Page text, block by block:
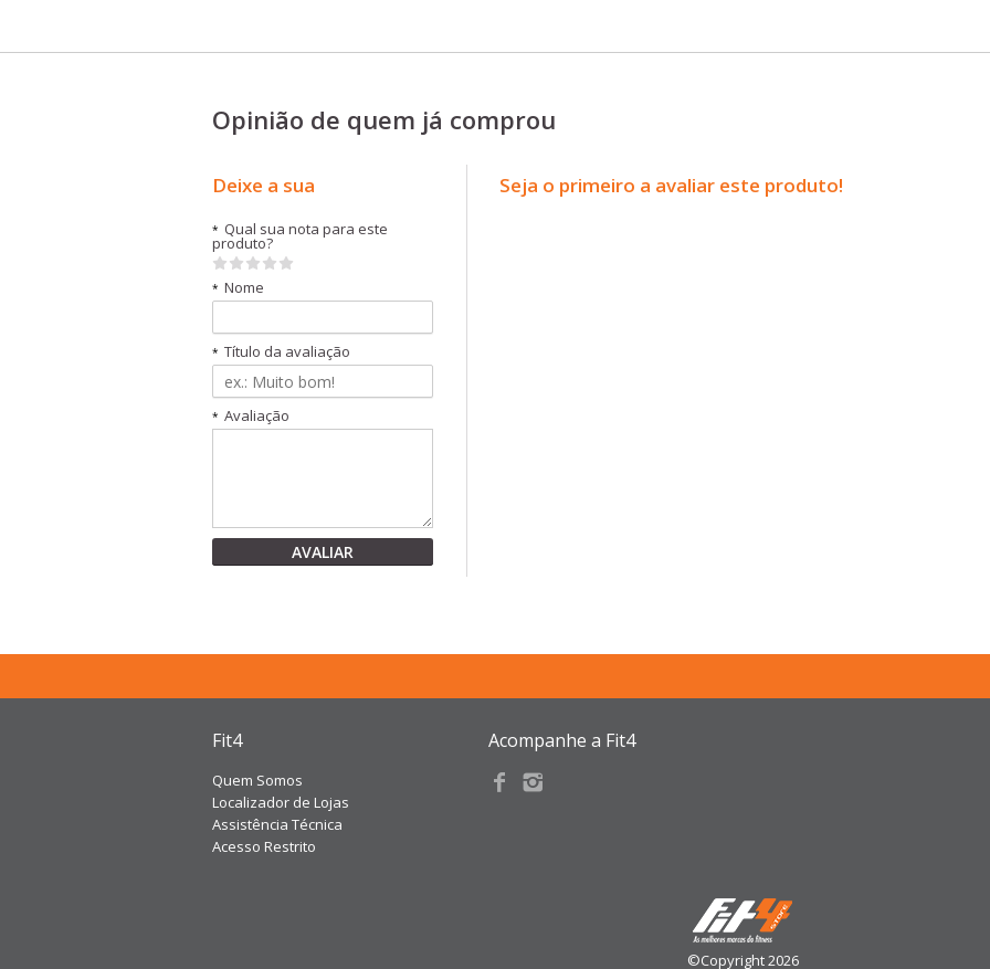
Opinião de quem já comprou
Deixe a sua
* Qual sua nota para este
produto?
* Nome
* Título da avaliação
* Avaliação
AVALIAR
Seja o primeiro a avaliar este produto!
Fit4
Quem Somos
Localizador de Lojas
Assistência Técnica
Acesso Restrito
Acompanhe a Fit4
©Copyright 2026